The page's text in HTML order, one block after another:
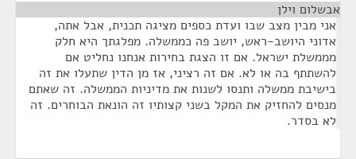
אבשלום וילן
אני מבין מצב שבו ועדת כספים מציגה תכנית, אבל אתה,
אדוני היושב-ראש, יושב פה כממשלה. מפלגתך היא חלק
מממשלת ישראל. אם זו הצגת בחירות אנחנו נחליט אם
להשתתף בה או לא. אם זה רציני, אז מן הדין שתעלו את זה
בישיבת ממשלה ותנסו לשנות את מדיניות הממשלה. זה שאתם
מנסים להחזיק את המקל בשני קצותיו זה הונאת הבוחרים. זה
לא בסדר.